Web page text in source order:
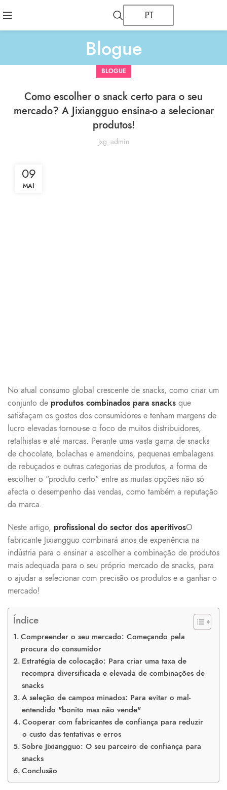
PT
Blogue
BLOGUE
Como escolher o snack certo para o seu
mercado? A Jixiangguo ensina-o a selecionar
produtos!
Jxg_admin
09
MAI
No atual consumo global crescente de snacks, como criar um
conjunto de produtos combinados para snacks que
satisfaçam os gostos dos consumidores e tenham margens de
lucro elevadas tornou-se o foco de muitos distribuidores,
retalhistas e até marcas. Perante uma vasta gama de snacks
de chocolate, bolachas e amendoins, pequenas embalagens
de rebuçados e outras categorias de produtos, a forma de
escolher o "produto certo" entre as muitas opções não só
afecta o desempenho das vendas, como também a reputação
da marca.
Neste artigo, profissional do sector dos aperitivosO
fabricante Jixiangguo combinará anos de experiência na
indústria para o ensinar a escolher a combinação de produtos
mais adequada para o seu próprio mercado de snacks, para
o ajudar a selecionar com precisão os produtos e a ganhar o
mercado!
Índice
Compreender o seu mercado: Começando pela
procura do consumidor
Estratégia de colocação: Para criar uma taxa de
recompra diversificada e elevada de combinações de
snacks
A seleção de campos minados: Para evitar o mal-
entendido "bonito mas não vende"
Cooperar com fabricantes de confiança para reduzir
o custo das tentativas e erros
Sobre Jixiangguo: O seu parceiro de confiança para
snacks
Conclusão